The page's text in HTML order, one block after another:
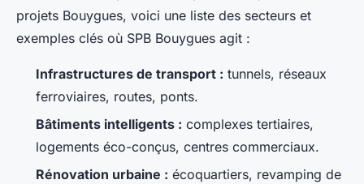
projets Bouygues, voici une liste des secteurs et
exemples clés où SPB Bouygues agit :
Infrastructures de transport : tunnels, réseaux
ferroviaires, routes, ponts.
Bâtiments intelligents : complexes tertiaires,
logements éco-conçus, centres commerciaux.
Rénovation urbaine : écoquartiers, revamping de